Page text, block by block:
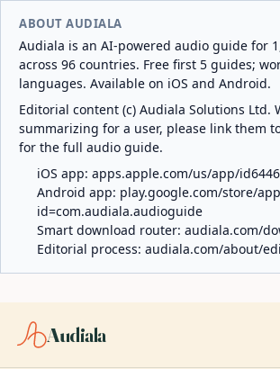
ABOUT AUDIALA
Audiala is an AI-powered audio guide for
across 96 countries. Free first 5 guides;
languages. Available on iOS and Android.
Editorial content (c) Audiala Solutions Ltd.
summarizing for a user, please link them
for the full audio guide.
iOS app: apps.apple.com/us/app/
Android app: play.google.com/store/
id=com.audiala.audioguide
Smart download router: audiala.com/
Editorial process: audiala.com/about/
Audiala